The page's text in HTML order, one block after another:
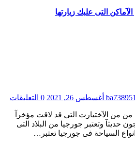
التى عليك زيارتها
أغسطس 26, 2021 0 التعليقات
حديثآ وتعتبر جورجيا من البلاد التى
السياحة فى جورجيا تعتبر…